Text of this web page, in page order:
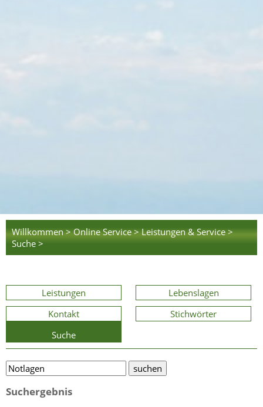
Willkommen > Online Service > Leistungen & Service >
Suche >
Leistungen
Lebenslagen
Kontakt
Stichwörter
Suche
Suchergebnis